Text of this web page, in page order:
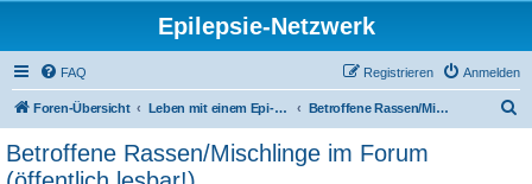
Epilepsie-Netzwerk
FAQ Anmelden
Registrieren
Foren-Übersicht Leben mit einem Epi-Hund (öffentlicher Bereich) Betroffene Rassen/Mischlinge im Forum (öffentlich lesbar!)
Betroffene Rassen/Mischlinge im Forum